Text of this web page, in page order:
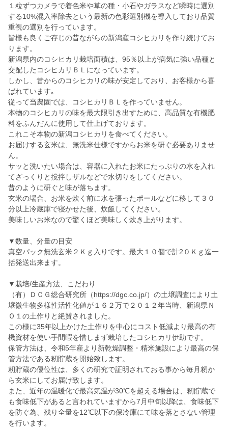
１粒ずつカメラで着色米や草の種・小石やガラスなど瞬時に選別
する10%混入率除去という最新の色彩選別機を導入しており品質
重視の選別を行っています。
皆様も良くご存じの昔ながらの新潟産コシヒカリを作り続けてお
ります。
新潟県内のコシヒカリ栽培面積は、95％以上が病気に強い品種と
交配したコシヒカリＢＬになっています。
しかし、昔からのコシヒカリの味が安定しており、お客様から喜
ばれています｡
従って当農園では、コシヒカリＢＬを作っていません。
本物のコシヒカリの味を最大限引き出すために、高品質な有機肥
料をふんだんに使用して仕上げております。
これこそ本物の新潟コシヒカリを食べてください。
お届けする玄米は、無洗米仕様ですからお米を研ぐ必要ありませ
ん。
サッと洗いたい場合は、容器に入れたお米にたっぷりの水を入れ
てざっくりと撹拌しザルなどで水切りをしてください。
昔のように研ぐと味が落ちます。
玄米の場合、お米を炊く前に水を張ったポールなどに移して３０
分以上冷蔵庫で寝かせた後、炊飯してください。
美味しいお米なので驚くほど美味しく炊き上がります。
▼数量、分量の目安
真空パック無洗玄米２Ｋｇ入りです。最大１０個で計2０Ｋｇ迄一
括発送出来ます。
▼栽培/生産方法、こだわり
（有）ＤＣＧ総合研究所（https://dgc.co.jp/）の土壌調査により土
壌微生物多様性活性化値が１６２万で２０１２年当時、新潟県Ｎ
Ｏ１の土作りと絶賛されました。
この様に35年以上かけた土作りを中心にコスト低減より最高の有
機資材を使い手間暇を惜しまず栽培したコシヒカリ伊助です。
保管方法は、令和5年産より新乾燥調整・精米施設により最高の保
管方法である籾貯蔵を開始致します。
籾貯蔵の優位性は、多くの研究で証明されておる事から毎月籾か
ら玄米にしてお届け致します。
また、近年の温暖化で最高気温が30℃を超える場合は、籾貯蔵で
も食味低下があると言われていますから7月中旬以降は、食味低下
を防ぐ為、残り全量を12℃以下の保冷庫にて味を落とさない管理
を行います。